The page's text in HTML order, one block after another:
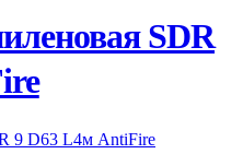
SDR